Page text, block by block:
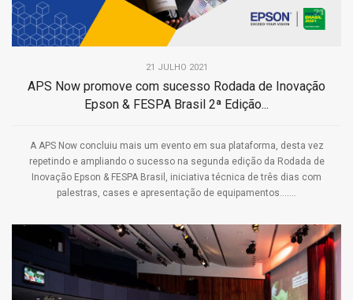
21 JULHO 2021
APS Now promove com sucesso Rodada de Inovação
Epson & FESPA Brasil 2ª Edição...
A APS Now concluiu mais um evento em sua plataforma, desta vez
repetindo e ampliando o sucesso na segunda edição da Rodada de
Inovação Epson & FESPA Brasil, iniciativa técnica de três dias com
palestras, cases e apresentação de equipamentos.......